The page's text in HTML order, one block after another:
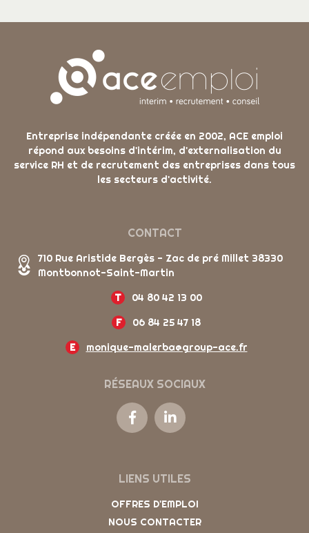
Entreprise indépendante créée en 2002, ACE emploi
répond aux besoins d'intérim, d'externalisation du
service RH et de recrutement des entreprises dans tous
les secteurs d'activité.
CONTACT
710 Rue Aristide Bergès - Zac de pré Millet 38330
Montbonnot-Saint-Martin
T
04 80 42 13 00
F
06 84 25 47 18
E
monique-malerba@group-ace.fr
RÉSEAUX SOCIAUX
LIENS UTILES
OFFRES D'EMPLOI
NOUS CONTACTER